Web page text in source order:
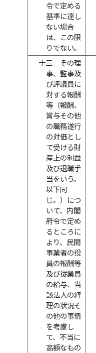
令で定める
基準に達し
ない場合
は、この限
りでない。
十三
その理
事、監事及
び評議員に
対する報酬
等（報酬、
賞与その他
の職務遂行
の対価とし
て受ける財
産上の利益
及び退職手
当をいう。
以下同
じ。）につ
いて、内閣
府令で定め
るところに
より、民間
事業者の役
員の報酬等
及び従業員
の給与、当
該法人の経
理の状況そ
の他の事情
を考慮し
て、不当に
高額なもの